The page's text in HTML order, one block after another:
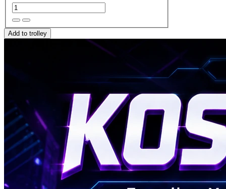
Add to trolley